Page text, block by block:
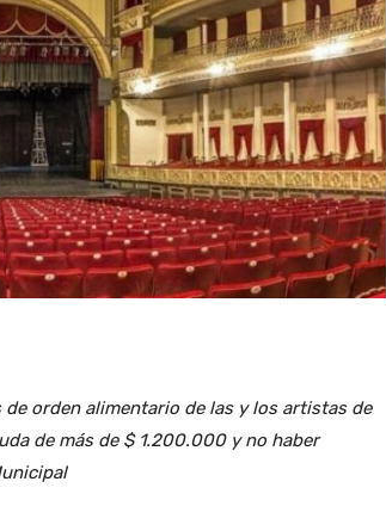
orden alimentario de las y los artistas de
de más de $ 1.200.000 y no haber